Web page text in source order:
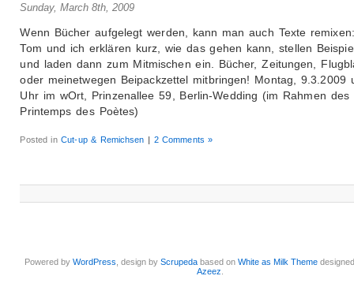
Sunday, March 8th, 2009
Wenn Bücher aufgelegt werden, kann man auch Texte
Tom und ich erklären kurz, wie das gehen kann, stellen
und laden dann zum Mitmischen ein. Bücher, Zeitungen,
oder meinetwegen Beipackzettel mitbringen! Montag, 9.3.2009
Uhr im wOrt, Prinzenallee 59, Berlin-Wedding (im Rahmen des
Printemps des Poètes)
Posted inCut-up & Remichsen | 2 Comments »
Powered byWordPress , design byScrupeda based onWhite as Milk Theme
Azeez